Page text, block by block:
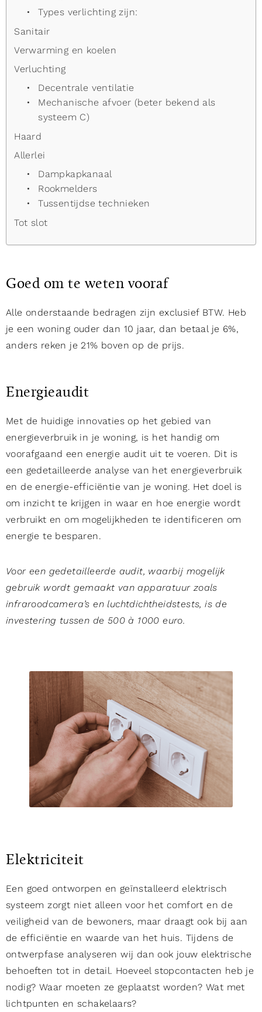
Types verlichting zijn:
Sanitair
Verwarming en koelen
Verluchting
Decentrale ventilatie
Mechanische afvoer (beter bekend als
systeem C)
Haard
Allerlei
Dampkapkanaal
Rookmelders
Tussentijdse technieken
Tot slot
Goed om te weten vooraf
Alle onderstaande bedragen zijn exclusief BTW. Heb
je een woning ouder dan 10 jaar, dan betaal je 6%,
anders reken je 21% boven op de prijs.
Energieaudit
Met de huidige innovaties op het gebied van
energieverbruik in je woning, is het handig om
voorafgaand een energie audit uit te voeren. Dit is
een gedetailleerde analyse van het energieverbruik
en de energie-efficiëntie van je woning. Het doel is
om inzicht te krijgen in waar en hoe energie wordt
verbruikt en om mogelijkheden te identificeren om
energie te besparen.
Voor een gedetailleerde audit, waarbij mogelijk
gebruik wordt gemaakt van apparatuur zoals
infraroodcamera’s en luchtdichtheidstests, is de
investering tussen de 500 à 1000 euro.
Elektriciteit
Een goed ontworpen en geïnstalleerd elektrisch
systeem zorgt niet alleen voor het comfort en de
veiligheid van de bewoners, maar draagt ook bij aan
de efficiëntie en waarde van het huis. Tijdens de
ontwerpfase analyseren wij dan ook jouw elektrische
behoeften tot in detail. Hoeveel stopcontacten heb je
nodig? Waar moeten ze geplaatst worden? Wat met
lichtpunten en schakelaars?